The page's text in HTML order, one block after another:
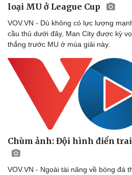
loại MU ở League Cup
VOV.VN - Dù không có lực lượng
cầu thủ dưới đây, Man City được kỳ
thắng trước MU ở mùa giải này.
Chùm ảnh: Đội hình điển
VOV.VN - Ngoài tài năng về bóng đá